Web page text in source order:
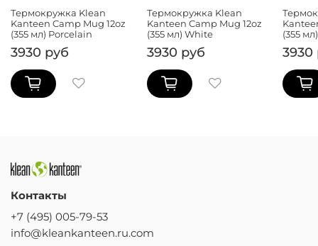
Термокружка Klean
Kanteen Camp Mug 12oz
(355 мл) Porcelain
3930 руб
Термокружка Klean
Kanteen Camp Mug 12oz
(355 мл) White
3930 руб
(355
3930
Контакты
+7 (495) 005-79-53
info@kleankanteen.ru.com